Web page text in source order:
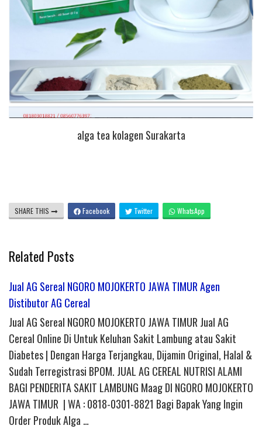
alga tea kolagen Surakarta
SHARE THIS Facebook Twitter WhatsApp
Related Posts
Jual AG Sereal NGORO MOJOKERTO JAWA TIMUR Agen
Distibutor AG Cereal
Jual AG Sereal NGORO MOJOKERTO JAWA TIMUR Jual AG
Cereal Online Di Untuk Keluhan Sakit Lambung atau Sakit
Diabetes | Dengan Harga Terjangkau, Dijamin Original, Halal &
Sudah Terregistrasi BPOM. JUAL AG CEREAL NUTRISI ALAMI
BAGI PENDERITA SAKIT LAMBUNG Maag DI NGORO MOJOKERTO
JAWA TIMUR | WA : 0818-0301-8821 Bagi Bapak Yang Ingin
Order Produk Alga …